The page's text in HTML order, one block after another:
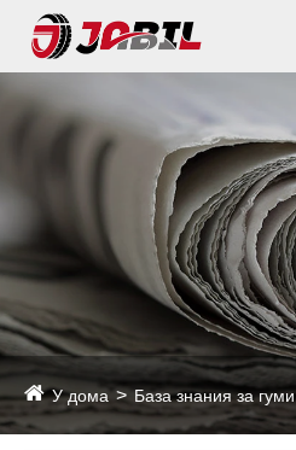
У дома База знания за гуми